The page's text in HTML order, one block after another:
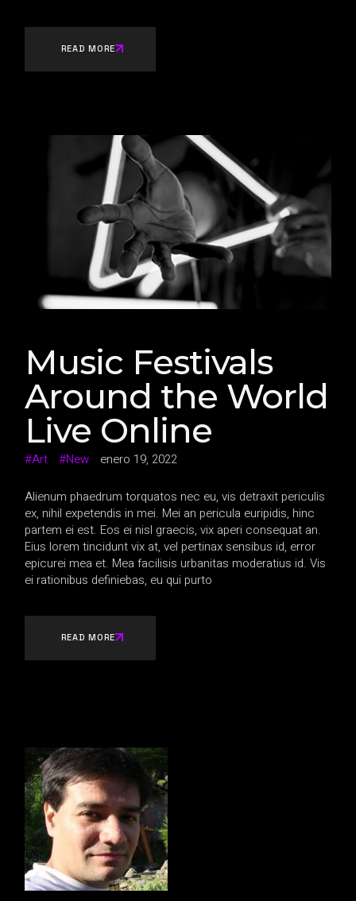
READ MORE
Music Festivals
Around the World
Live Online
Art New enero 19, 2022
Alienum phaedrum torquatos nec eu, vis detraxit periculis
ex, nihil expetendis in mei. Mei an pericula euripidis, hinc
partem ei est. Eos ei nisl graecis, vix aperi consequat an.
Eius lorem tincidunt vix at, vel pertinax sensibus id, error
epicurei mea et. Mea facilisis urbanitas moderatius id. Vis
ei rationibus definiebas, eu qui purto
READ MORE